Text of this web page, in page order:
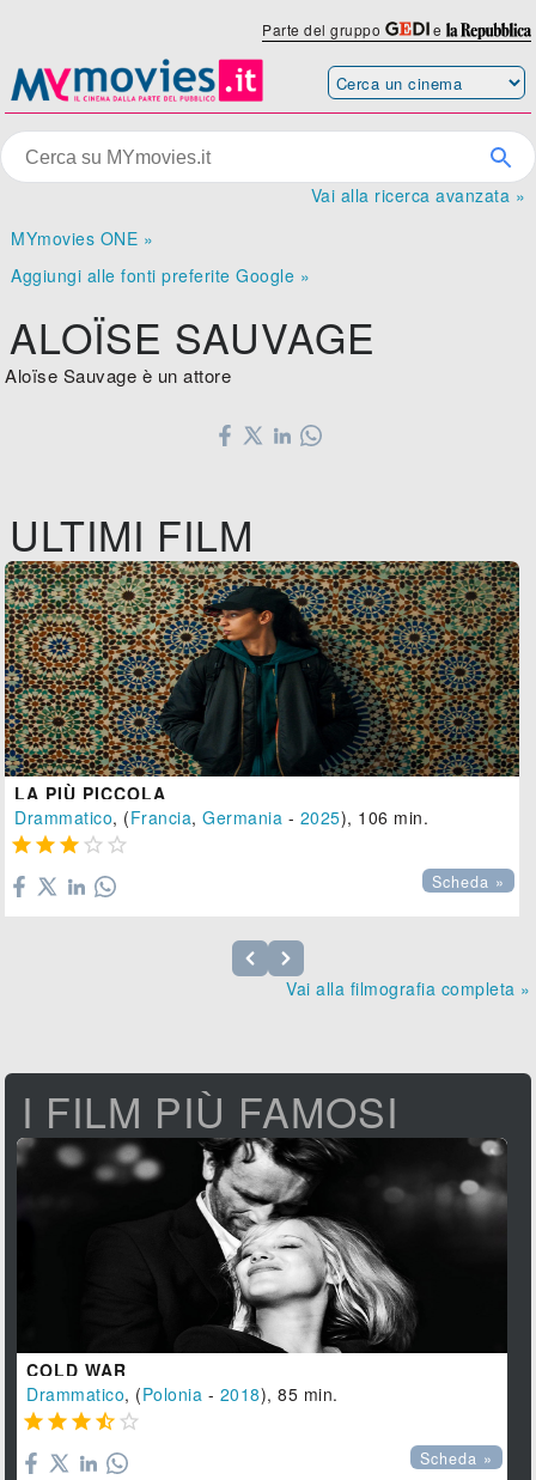
Parte del gruppo e
Vai alla ricerca avanzata »
MYmovies ONE »
Aggiungi alle fonti preferite Google »
ALOÏSE SAUVAGE
Aloïse Sauvage è un attore
ULTIMI FILM
LA PIÙ PICCOLA
Drammatico, (Francia,Germania - 2025), 106 min.
    
Scheda »
Vai alla filmografia completa »
I FILM PIÙ FAMOSI
COLD WAR
Drammatico, (Polonia - 2018), 85 min.
    
Scheda »